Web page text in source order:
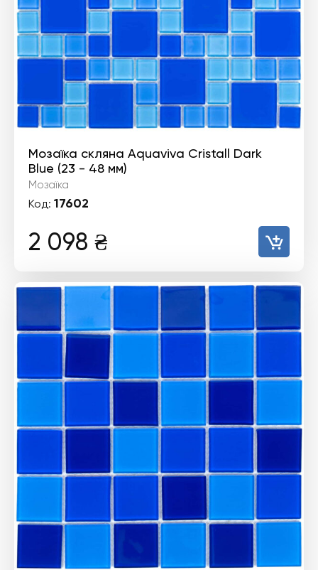
Мозаїка скляна Aquaviva Cristall Dark
Blue (23 - 48 мм)
Мозаїка
Код: 17602
2 098 ₴